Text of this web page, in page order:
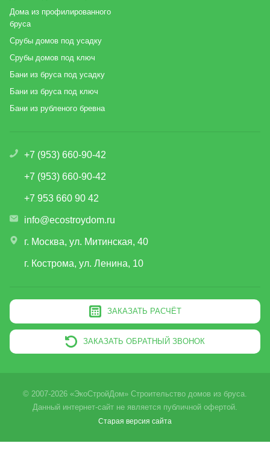
Дома из профилированного
бруса
Срубы домов под усадку
Срубы домов под ключ
Бани из бруса под усадку
Бани из бруса под ключ
Бани из рубленого бревна
+7 (953) 660-90-42
+7 (953) 660-90-42
+7 953 660 90 42
info@ecostroydom.ru
г. Москва, ул. Митинская, 40
г. Кострома, ул. Ленина, 10
ЗАКАЗАТЬ РАСЧЁТ
ЗАКАЗАТЬ ОБРАТНЫЙ ЗВОНОК
© 2007-2026 «ЭкоСтройДом» Строительство домов из бруса.
Данный интернет-сайт не является публичной офертой.
Старая версия сайта